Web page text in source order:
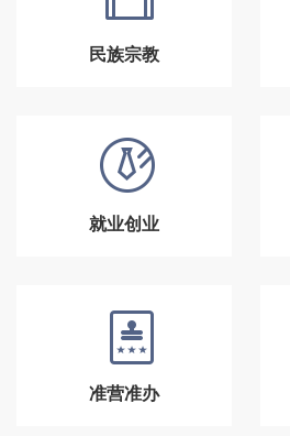
民族宗教
就业创业
准营准办